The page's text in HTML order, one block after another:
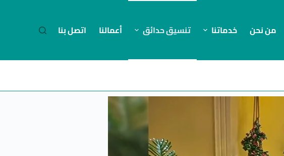
من نحن خدماتنا تنسيق حدائق أعمالنا اتصل بنا